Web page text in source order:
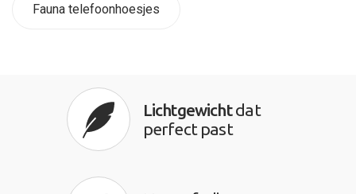
Fauna telefoonhoesjes
Lichtgewichtdat
perfect past